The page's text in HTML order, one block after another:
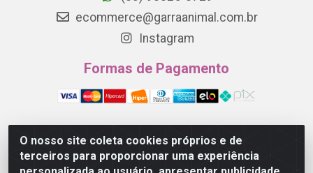
O nosso site coleta cookies próprios e de
terceiros para proporcionar uma experiência
ecommerce@garraanimal.com.br
Instagram
Formas de Pagamento
Garra Animal - Rua Quinze de Novembro, 1120 - Jardim
Continental - Campina Grande/PB - CEP 58.403-290 -